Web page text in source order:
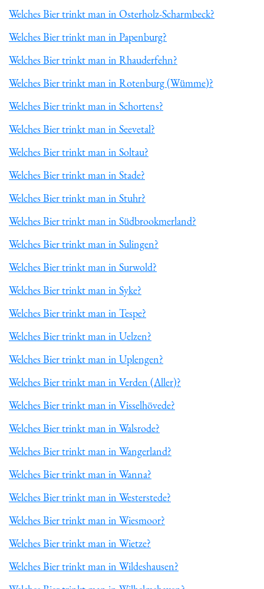
Welches Bier trinkt man in Osterholz-Scharmbeck?
Welches Bier trinkt man in Papenburg?
Welches Bier trinkt man in Rhauderfehn?
Welches Bier trinkt man in Rotenburg (Wümme)?
Welches Bier trinkt man in Schortens?
Welches Bier trinkt man in Seevetal?
Welches Bier trinkt man in Soltau?
Welches Bier trinkt man in Stade?
Welches Bier trinkt man in Stuhr?
Welches Bier trinkt man in Südbrookmerland?
Welches Bier trinkt man in Sulingen?
Welches Bier trinkt man in Surwold?
Welches Bier trinkt man in Syke?
Welches Bier trinkt man in Tespe?
Welches Bier trinkt man in Uelzen?
Welches Bier trinkt man in Uplengen?
Welches Bier trinkt man in Verden (Aller)?
Welches Bier trinkt man in Visselhövede?
Welches Bier trinkt man in Walsrode?
Welches Bier trinkt man in Wangerland?
Welches Bier trinkt man in Wanna?
Welches Bier trinkt man in Westerstede?
Welches Bier trinkt man in Wiesmoor?
Welches Bier trinkt man in Wietze?
Welches Bier trinkt man in Wildeshausen?